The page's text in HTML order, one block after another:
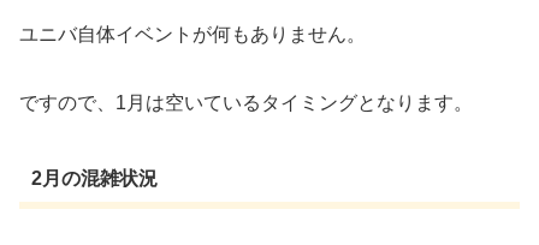
ユニバ自体イベントが何もありません。
ですので、1月は空いているタイミングとなります。
2月の混雑状況